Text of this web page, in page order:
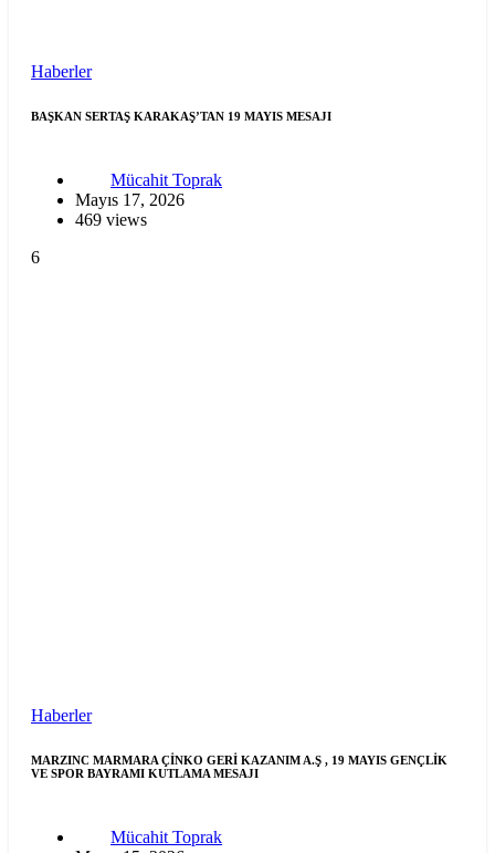
Haberler
BAŞKAN SERTAŞ KARAKAŞ’TAN 19 MAYIS MESAJI
Mücahit Toprak
Mayıs 17, 2026
469 views
6
Haberler
MARZINC MARMARA ÇİNKO GERİ KAZANIM A.Ş , 19 MAYIS GENÇLİK
VE SPOR BAYRAMI KUTLAMA MESAJI
Mücahit Toprak